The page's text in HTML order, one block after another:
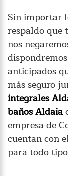
Sin importar
respaldo que
nos
anticipados
más seguro
integrales
baños Aldaia
empresa de
cuentan con
para todo